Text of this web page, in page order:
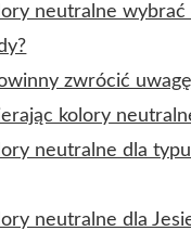
neutralne wybrać
zwrócić
kolory
neutralne dla
neutralne dla